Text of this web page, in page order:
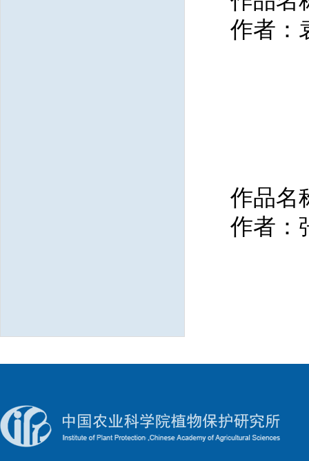
作者：
作品名
作者：